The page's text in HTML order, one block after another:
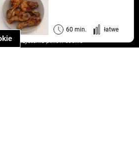
60 min. łatwe
kontakt
regulamin
o prywatności
wykorzystaniu plików cookie